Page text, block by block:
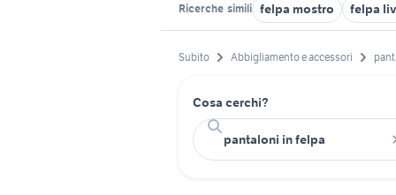
Ricerche simili felpa mostro felpa
Subito Abbigliamento e accessori
Cosa cerchi?